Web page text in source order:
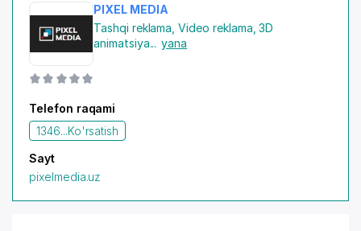
PIXEL MEDIA
Tashqi reklama ,Video reklama, 3D
animatsiya... yana
Telefon raqami
1346...Ko'rsatish
Sayt
pixelmedia.uz